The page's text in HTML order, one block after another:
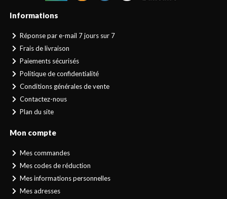
Informations
Réponse par e-mail 7 jours sur 7
Frais de livraison
Paiements sécurisés
Politique de confidentialité
Conditions générales de vente
Contactez-nous
Plan du site
Mon compte
Mes commandes
Mes codes de réduction
Mes informations personnelles
Mes adresses